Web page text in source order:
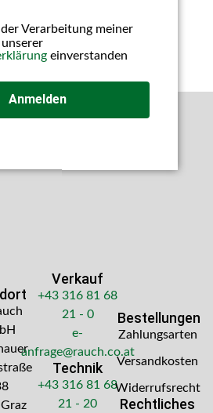
Verarbeitung meiner
einverstanden
Anmelden
Verkauf
+43 316 81 68
21 - 0
e-
anfrage@rauch.co.at
Technik
+43 316 81 68
21 - 20
Bestellungen
Zahlungsarten
Versandkosten
Widerrufsrecht
Rechtliches